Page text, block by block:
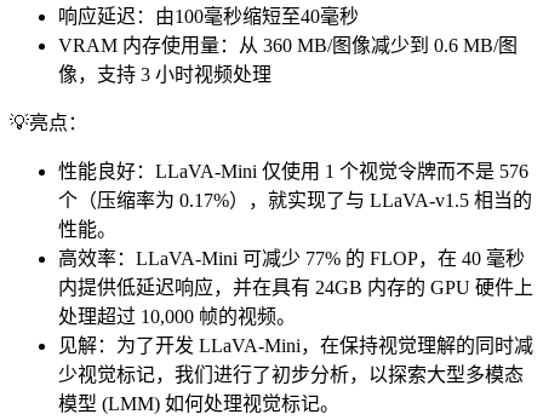
响应延迟：由100毫秒缩短至40毫秒
VRAM 内存使用量：从 360 MB/图像减少到 0.6 MB/图
像，支持 3 小时视频处理
💡亮点：
性能良好：LLaVA-Mini 仅使用 1 个视觉令牌而不是 576
个（压缩率为 0.17%），就实现了与 LLaVA-v1.5 相当的
性能。
高效率：LLaVA-Mini 可减少 77% 的 FLOP，在 40 毫秒
内提供低延迟响应，并在具有 24GB 内存的 GPU 硬件上
处理超过 10,000 帧的视频。
见解：为了开发 LLaVA-Mini，在保持视觉理解的同时减
少视觉标记，我们进行了初步分析，以探索大型多模态
模型 (LMM) 如何处理视觉标记。